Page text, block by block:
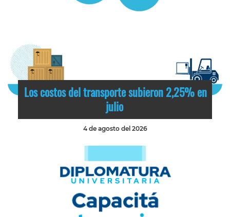
Los costos del transporte subieron 2,25% en
julio
4 de agosto del 2026